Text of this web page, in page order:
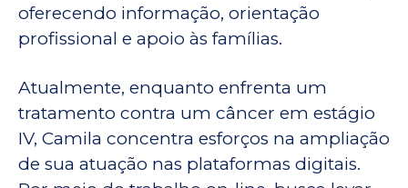
oferecendo informação, orientação
profissional e apoio às famílias.
Atualmente, enquanto enfrenta um
tratamento contra um câncer em estágio
IV, Camila concentra esforços na ampliação
de sua atuação nas plataformas digitais.